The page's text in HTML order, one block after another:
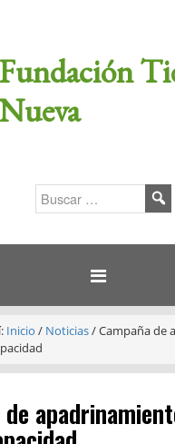
Fundación
Inicio/ Noticias/Campaña de
de